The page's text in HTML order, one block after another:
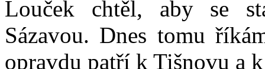
Louček chtěl, aby se
Sázavou. Dnes tomu
opravdu patří k Tišnovu a